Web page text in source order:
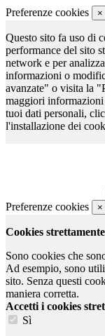
Preferenze cookies ×
Questo sito fa uso di
performance del sito
network e per
informazioni o
avanzate" o visita la
maggiori
tuoi dati personali,
l'installazione dei
Preferenze cookies ×
Cookies
Sono cookies che
Ad esempio, sono
sito. Senza questi
maniera corretta.
Accetti i cookies
Sì